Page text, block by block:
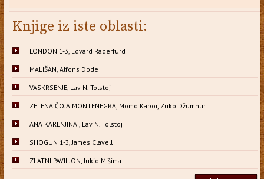
Knjige iz iste oblasti:
LONDON 1-3, Edvard Raderfurd
MALIŠAN, Alfons Dode
VASKRSENJE, Lav N. Tolstoj
ZELENA ČOJA MONTENEGRA, Momo Kapor, Zuko Džumhur
ANA KARENJINA , Lav N. Tolstoj
SHOGUN 1-3, James Clavell
ZLATNI PAVILJON, Jukio Mišima